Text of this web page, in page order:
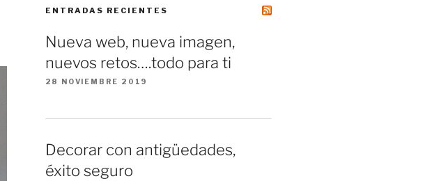
ENTRADAS RECIENTES
Nueva web, nueva imagen,
nuevos retos….todo para ti
28 NOVIEMBRE 2019
Decorar con antigüedades,
éxito seguro